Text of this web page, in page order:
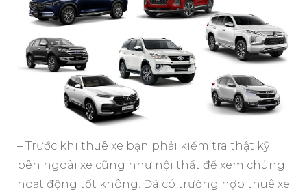
– Trước khi thuê xe bạn phải kiểm tra thật kỹ
bên ngoài xe cũng như nội thất để xem chúng
hoạt động tốt không. Đã có trường hợp thuê xe